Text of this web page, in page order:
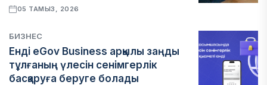
05 ТАМЫЗ, 2026
БИЗНЕС
Енді eGov Business арқылы заңды
тұлғаның үлесін сенімгерлік
басқаруға беруге болады